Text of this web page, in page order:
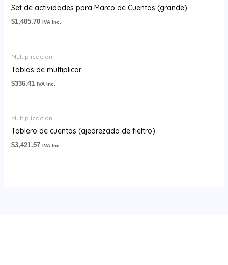
Set de actividades para Marco de Cuentas (grande)
$1,485.70 IVA Inc.
Multiplicación
Tablas de multiplicar
$336.41 IVA Inc.
Multiplicación
Tablero de cuentas (ajedrezado de fieltro)
$3,421.57 IVA Inc.